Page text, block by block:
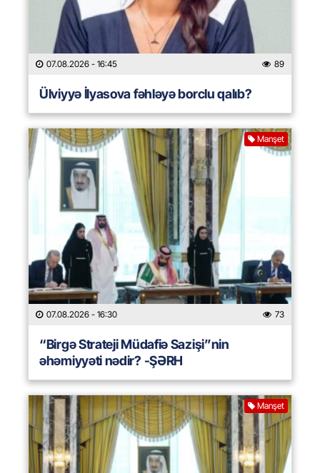
07.08.2026 - 16:45 89
Ülviyyə İlyasova fəhləyə borclu qalıb?
Manşet
07.08.2026 - 16:30 73
“Birgə Strateji Müdafiə Sazişi”nin
əhəmiyyəti nədir? -ŞƏRH
Manşet